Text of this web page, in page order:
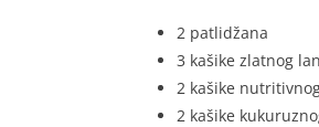
2 patlidžana
3 kašike zlatnog
2 kašike
2 kašike